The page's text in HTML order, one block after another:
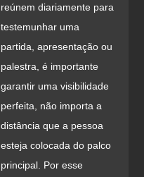
reúnem diariamente para
testemunhar uma
partida, apresentação ou
palestra, é importante
garantir uma visibilidade
perfeita, não importa a
distância que a pessoa
esteja colocada do palco
principal. Por esse